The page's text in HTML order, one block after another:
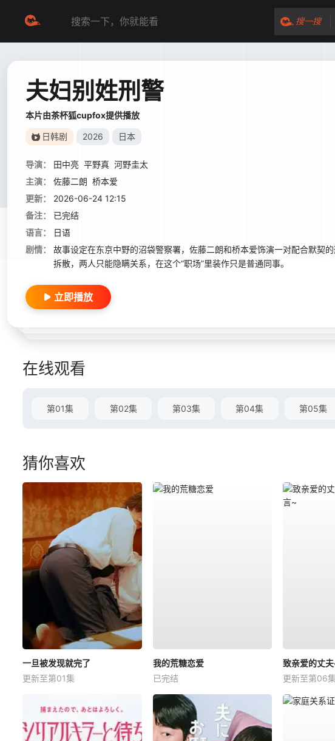
搜一搜
夫妇别姓刑警
本片由茶杯狐cupfox提供播放
日韩剧 2026 日本
导演： 田中亮 平野真 河野圭太
主演：
佐藤二朗 桥本爱
更新：
2026-06-24 12:15
备注：
已完结
语言：
日语
剧情：
故事设定在东京中野的沼袋警察署，佐藤二朗和桥本爱饰演一对配合默契
拆散，两人只能隐瞒关系，在这个“职场”里装作只是普通同事。
立即播放
在线观看
第01集 第02集 第03集 第04集 第05集
猜你喜欢
一旦被发现就完了
更新至第01集
我的荒糖恋爱
已完结
更新至第06集